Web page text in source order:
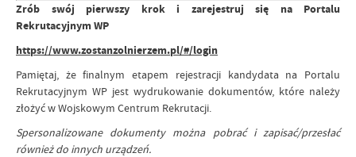
Zrób swój pierwszy krok i zarejestruj się na Portalu
Rekrutacyjnym WP
https://www.zostanzolnierzem.pl/#/login
Pamiętaj, że finalnym etapem rejestracji kandydata na Portalu
Rekrutacyjnym WP jest wydrukowanie dokumentów, które należy
złożyć w Wojskowym Centrum Rekrutacji.
Spersonalizowane dokumenty można pobrać i zapisać/przesłać
również do innych urządzeń.